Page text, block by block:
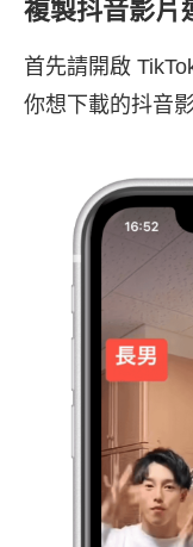
複製抖音影片
首先請開啟
你想下載的抖音